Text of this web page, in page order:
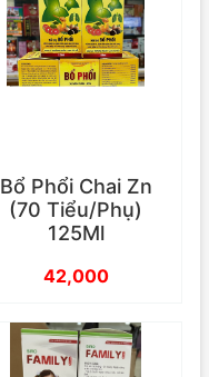
Bổ Phổi Chai Zn
(70 Tiểu/Phụ)
125Ml
42,000